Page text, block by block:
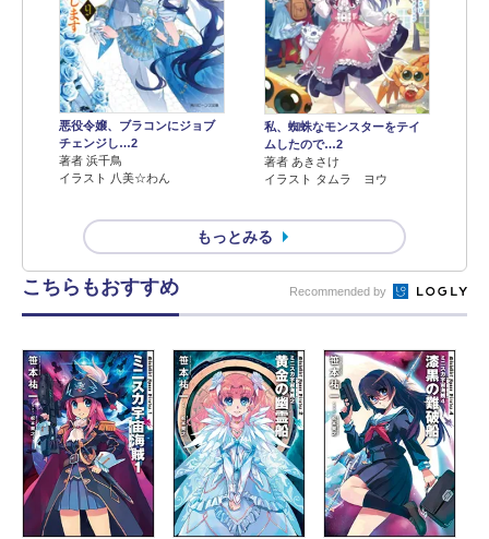
悪役令嬢、ブラコンにジョブ
チェンジし…2
著者 浜千鳥
イラスト 八美☆わん
私、蜘蛛なモンスターをテイ
ムしたので…2
著者 あきさけ
イラスト タムラ ヨウ
もっとみる
こちらもおすすめ Recommended by